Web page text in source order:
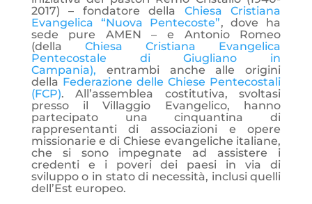
2017) – fondatore della Chiesa Cristiana
Evangelica “Nuova Pentecoste”, dove ha
sede pure AMEN – e Antonio Romeo
(della Chiesa Cristiana Evangelica
Pentecostale di Giugliano in
Campania), entrambi anche alle origini
della Federazione delle Chiese Pentecostali
(FCP). All’assemblea costitutiva, svoltasi
presso il Villaggio Evangelico, hanno
partecipato una cinquantina di
rappresentanti di associazioni e opere
missionarie e di Chiese evangeliche italiane,
che si sono impegnate ad assistere i
credenti e i poveri dei paesi in via di
sviluppo o in stato di necessità, inclusi quelli
dell’Est europeo.